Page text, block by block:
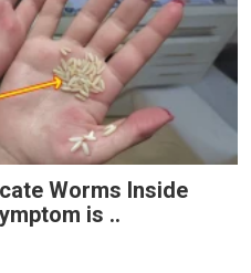
Worms Inside
is ..